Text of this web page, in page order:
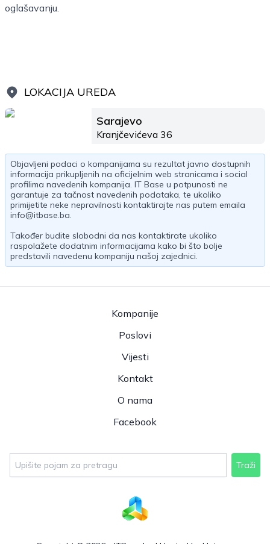
LOKACIJA UREDA
Sarajevo
Kranjčevićeva 36
Objavljeni podaci o kompanijama su rezultat javno dostupnih
informacija prikupljenih na oficijelnim web stranicama i social
profilima navedenih kompanija. IT Base u potpunosti ne
garantuje za tačnost navedenih podataka, te ukoliko
primijetite neke nepravilnosti kontaktirajte nas putem emaila
info@itbase.ba.
Također budite slobodni da nas kontaktirate ukoliko
raspolažete dodatnim informacijama kako bi što bolje
predstavili navedenu kompaniju našoj zajednici.
oglašavanju.
Kompanije
Poslovi
Vijesti
Kontakt
O nama
Facebook
Traži